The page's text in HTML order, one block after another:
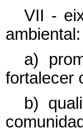
VII -
ambiental:
a)
fortalecer
b)